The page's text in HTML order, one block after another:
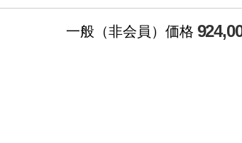
一般（非会員）価格